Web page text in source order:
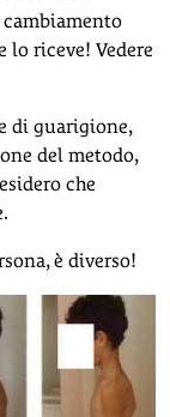
lo riceve! Vedere
di guarigione,
del metodo,
che
è diverso!